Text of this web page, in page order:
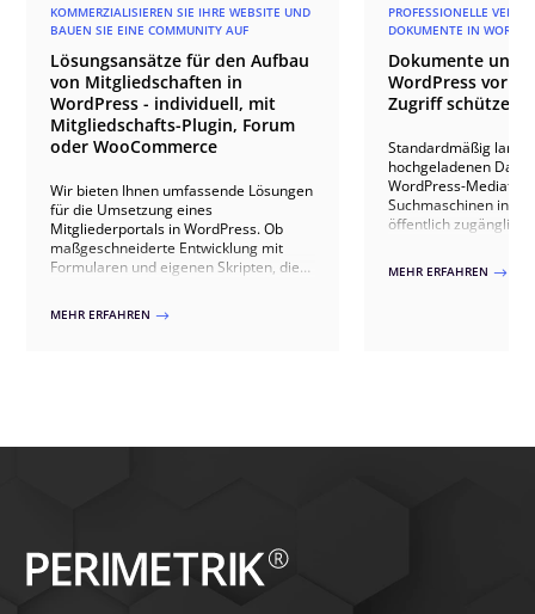
KOMMERZIALISIEREN SIE IHRE WEBSITE UND
BAUEN SIE EINE COMMUNITY AUF
Lösungsansätze für den Aufbau
von Mitgliedschaften in
WordPress - individuell, mit
Mitgliedschafts-Plugin, Forum
oder WooCommerce
Wir bieten Ihnen umfassende Lösungen
für die Umsetzung eines
Mitgliederportals in WordPress. Ob
maßgeschneiderte Entwicklung mit
Formularen und eigenen Skripten, die
Erweiterungen – wir passen die Lösung
MEHR ERFAHREN $
PROFESSIONELLE
DOKUMENTE IN
Dokumente und
WordPress vor
Zugriff schützen
Standardmäßig
hochgeladenen
WordPress-
Suchmaschinen
öffentlich zugänglich
oder
MEHR ERFAHREN $